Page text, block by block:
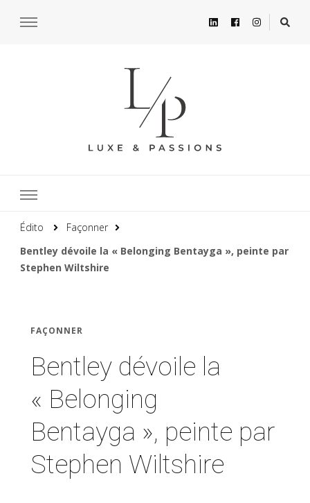
Édito
Façonner
Bentley dévoile la « Belonging Bentayga », peinte par
Stephen Wiltshire
FAÇONNER
Bentley dévoile la
« Belonging
Bentayga », peinte par
Stephen Wiltshire